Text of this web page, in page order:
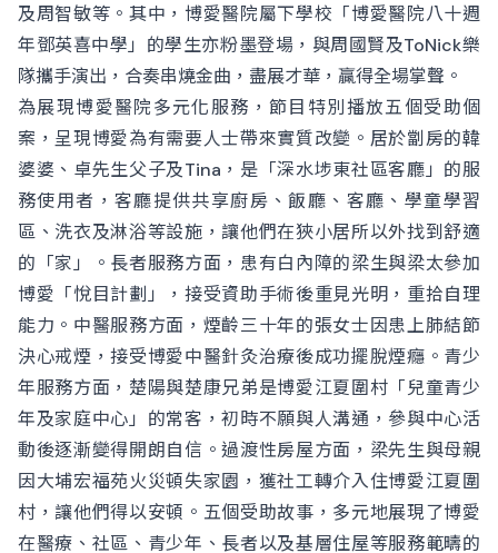
及周智敏等。其中，博愛醫院屬下學校「博愛醫院八十週
年鄧英喜中學」的學生亦粉墨登場，與周國賢及ToNick樂
隊攜手演出，合奏串燒金曲，盡展才華，贏得全場掌聲。
為展現博愛醫院多元化服務，節目特別播放五個受助個
案，呈現博愛為有需要人士帶來實質改變。居於劏房的韓
婆婆、卓先生父子及Tina，是「深水埗東社區客廳」的服
務使用者，客廳提供共享廚房、飯廳、客廳、學童學習
區、洗衣及淋浴等設施，讓他們在狹小居所以外找到舒適
的「家」。長者服務方面，患有白內障的梁生與梁太參加
博愛「悅目計劃」，接受資助手術後重見光明，重拾自理
能力。中醫服務方面，煙齡三十年的張女士因患上肺結節
決心戒煙，接受博愛中醫針灸治療後成功擺脫煙癮。青少
年服務方面，楚陽與楚康兄弟是博愛江夏圍村「兒童青少
年及家庭中心」的常客，初時不願與人溝通，參與中心活
動後逐漸變得開朗自信。過渡性房屋方面，梁先生與母親
因大埔宏福苑火災頓失家園，獲社工轉介入住博愛江夏圍
村，讓他們得以安頓。五個受助故事，多元地展現了博愛
在醫療、社區、青少年、長者以及基層住屋等服務範疇的